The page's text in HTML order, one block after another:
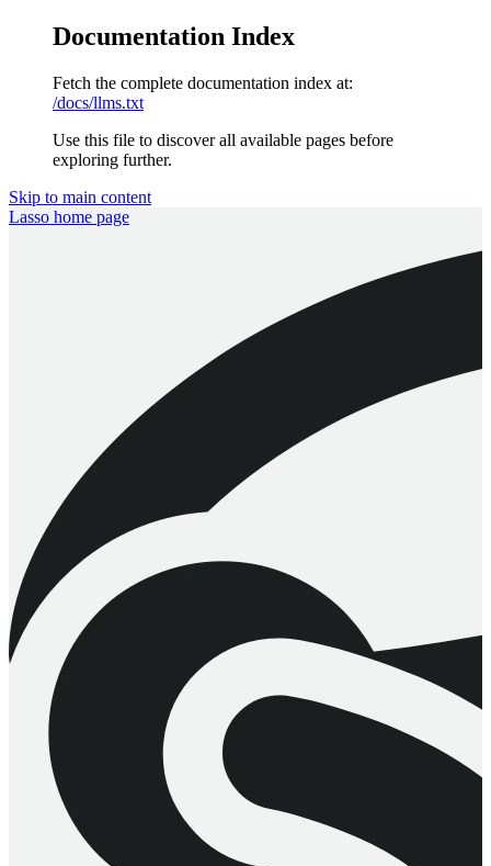
Documentation Index
Fetch the complete documentation index at:
/docs/llms.txt
Use this file to discover all available pages before
exploring further.
Skip to main content
Lasso home page